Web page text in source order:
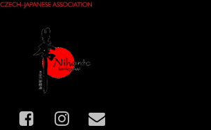
Facebook
Instagram
E-mail